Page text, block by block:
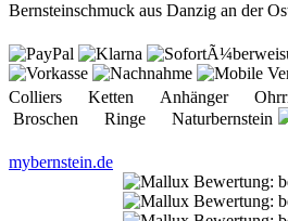
Bernsteinschmuck aus Danzig an der
Colliers Ketten Anhänger
Broschen Ringe Naturbernstein
mybernstein.de